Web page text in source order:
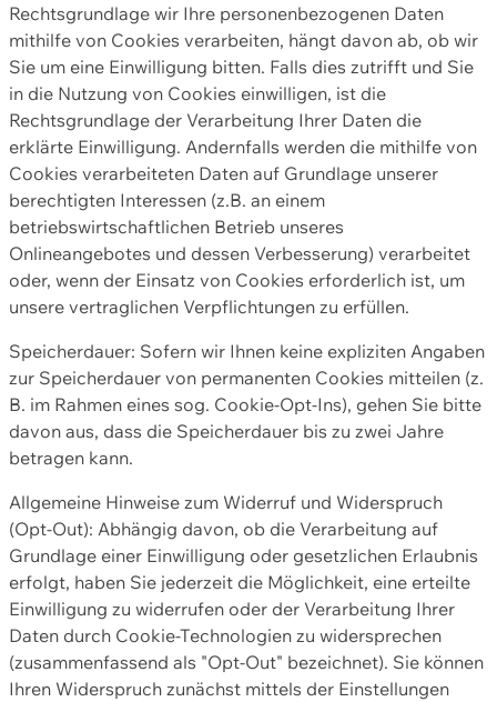
Rechtsgrundlage wir Ihre personenbezogenen Daten
mithilfe von Cookies verarbeiten, hängt davon ab, ob wir
Sie um eine Einwilligung bitten. Falls dies zutrifft und Sie
in die Nutzung von Cookies einwilligen, ist die
Rechtsgrundlage der Verarbeitung Ihrer Daten die
erklärte Einwilligung. Andernfalls werden die mithilfe von
Cookies verarbeiteten Daten auf Grundlage unserer
berechtigten Interessen (z.B. an einem
betriebswirtschaftlichen Betrieb unseres
Onlineangebotes und dessen Verbesserung) verarbeitet
oder, wenn der Einsatz von Cookies erforderlich ist, um
unsere vertraglichen Verpflichtungen zu erfüllen.
Speicherdauer: Sofern wir Ihnen keine expliziten Angaben
zur Speicherdauer von permanenten Cookies mitteilen (z.
B. im Rahmen eines sog. Cookie-Opt-Ins), gehen Sie bitte
davon aus, dass die Speicherdauer bis zu zwei Jahre
betragen kann.
Allgemeine Hinweise zum Widerruf und Widerspruch
(Opt-Out): Abhängig davon, ob die Verarbeitung auf
Grundlage einer Einwilligung oder gesetzlichen Erlaubnis
erfolgt, haben Sie jederzeit die Möglichkeit, eine erteilte
Einwilligung zu widerrufen oder der Verarbeitung Ihrer
Daten durch Cookie-Technologien zu widersprechen
(zusammenfassend als "Opt-Out" bezeichnet). Sie können
Ihren Widerspruch zunächst mittels der Einstellungen